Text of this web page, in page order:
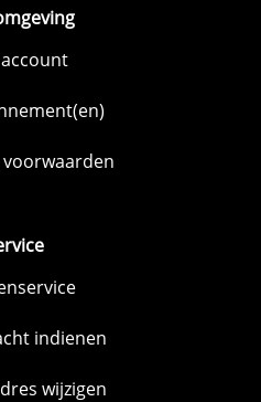
voorwaarden
indienen
wijzigen